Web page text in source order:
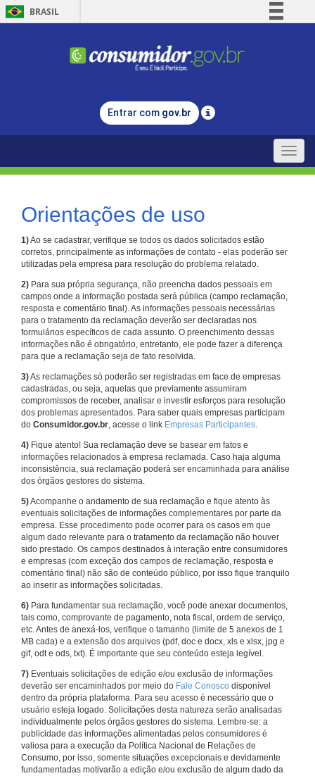
BRASIL
Comunica BR
Legislação
Entrar com gov.br
Toggle
Orientações de uso
1)Ao se cadastrar, verifique se todos os dados solicitados estão
corretos, principalmente as informações de contato - elas poderão ser
utilizadas pela empresa para resolução do problema relatado.
2) Para sua própria segurança, não preencha dados pessoais em
campos onde a informação postada será pública (campo reclamação,
resposta e comentário final). As informações pessoais necessárias
para o tratamento da reclamação deverão ser declaradas nos
formulários específicos de cada assunto. O preenchimento dessas
informações não é obrigatório, entretanto, ele pode fazer a diferença
para que a reclamação seja de fato resolvida.
3)As reclamações só poderão ser registradas em face de empresas
cadastradas, ou seja, aquelas que previamente assumiram
compromissos de receber, analisar e investir esforços para resolução
dos problemas apresentados. Para saber quais empresas participam
do Consumidor.gov.br, acesse o link Empresas Participantes.
4) Fique atento! Sua reclamação deve se basear em fatos e
informações relacionados à empresa reclamada. Caso haja alguma
inconsistência, sua reclamação poderá ser encaminhada para análise
dos órgãos gestores do sistema.
5)Acompanhe o andamento de sua reclamação e fique atento às
eventuais solicitações de informações complementares por parte da
empresa. Esse procedimento pode ocorrer para os casos em que
algum dado relevante para o tratamento da reclamação não houver
sido prestado. Os campos destinados à interação entre consumidores
e empresas (com exceção dos campos de reclamação, resposta e
comentário final) não são de conteúdo público, por isso fique tranquilo
ao inserir as informações solicitadas.
6) Para fundamentar sua reclamação, você pode anexar documentos,
tais como, comprovante de pagamento, nota fiscal, ordem de serviço,
etc. Antes de anexá-los, verifique o tamanho (limite de 5 anexos de 1
MB cada) e a extensão dos arquivos (pdf, doc e docx, xls e xlsx, jpg e
gif, odt e ods, txt). É importante que seu conteúdo esteja legível.
7) Eventuais solicitações de edição e/ou exclusão de informações
deverão ser encaminhados por meio do Fale Conosco disponível
dentro da própria plataforma. Para seu acesso é necessário que o
usuário esteja logado. Solicitações desta natureza serão analisadas
individualmente pelos órgãos gestores do sistema. Lembre-se: a
publicidade das informações alimentadas pelos consumidores é
valiosa para a execução da Política Nacional de Relações de
Consumo, por isso, somente situações excepcionais e devidamente
fundamentadas motivarão a edição e/ou exclusão de algum dado da